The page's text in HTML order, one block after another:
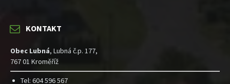
KONTAKT
Obec Lubná, Lubná č.p. 177,
767 01 Kroměříž
Tel: 604 596 567